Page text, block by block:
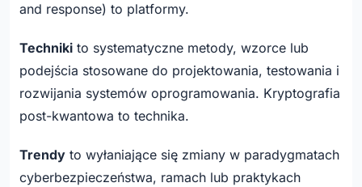
and response) to platformy.
Techniki to systematyczne metody, wzorce lub
podejścia stosowane do projektowania, testowania i
rozwijania systemów oprogramowania. Kryptografia
post-kwantowa to technika.
Trendy to wyłaniające się zmiany w paradygmatach
cyberbezpieczeństwa, ramach lub praktykach